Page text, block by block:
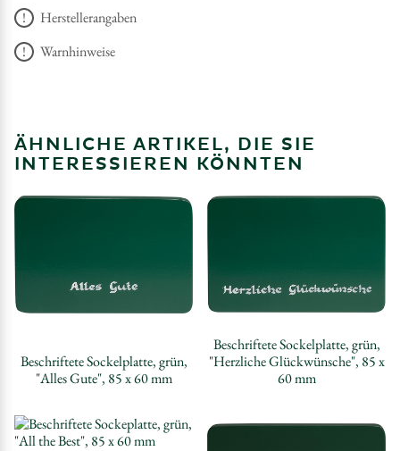
Herstellerangaben
Warnhinweise
ÄHNLICHE ARTIKEL, DIE SIE
INTERESSIEREN KÖNNTEN
Beschriftete Sockelplatte, grün,
"Alles Gute", 85 x 60 mm
Beschriftete Sockelplatte, grün,
"Herzliche Glückwünsche", 85 x
60 mm